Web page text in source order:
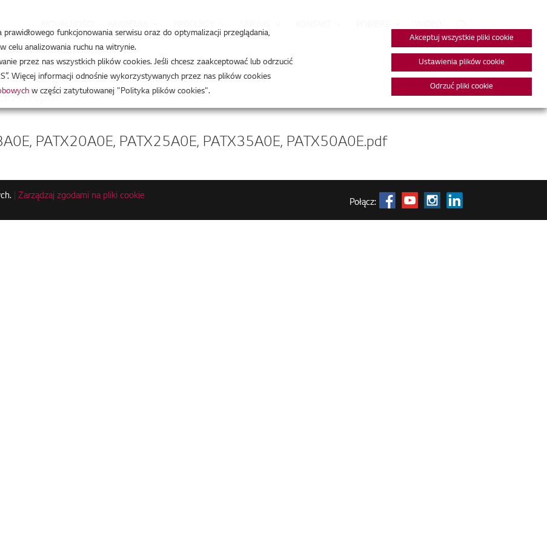
PATX20A0E, PATX25A0E, PATX35A0E, PATX50A0E.pdf
|Zarządzaj zgodami na pliki cookie
Połącz:
funkcjonowania serwisu oraz do optymalizacji przeglądania,
celu analizowania ruchu na witrynie.
przez nas wszystkich plików cookies. Jeśli chcesz zaakceptować lub odrzucić
Więcej informacji odnośnie wykorzystywanych przez nas plików cookies
w części zatytułowanej "Polityka plików cookies".
Akceptuj wszystkie pliki cookie
Ustawienia plików cookie
Odrzuć pliki cookie